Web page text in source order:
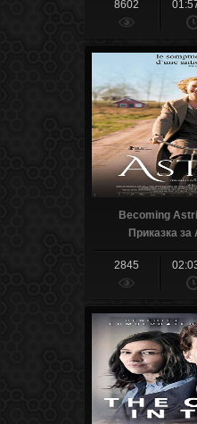
8602
Becoming
Приказка
2845